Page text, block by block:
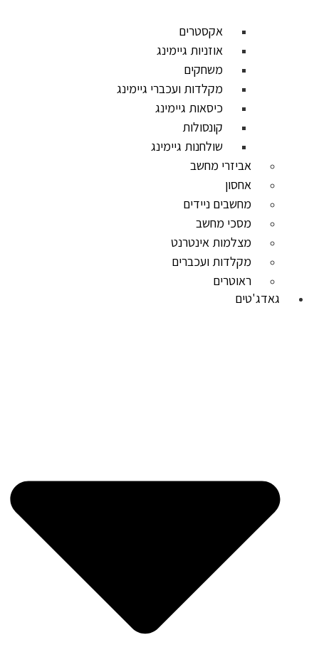
אקסטרים
אוזניות גיימינג
משחקים
מקלדות ועכברי גיימינג
כיסאות גיימינג
קונסולות
שולחנות גיימינג
אביזרי מחשב
אחסון
מחשבים ניידים
מסכי מחשב
מצלמות אינטרנט
מקלדות ועכברים
ראוטרים
גאדג'טים